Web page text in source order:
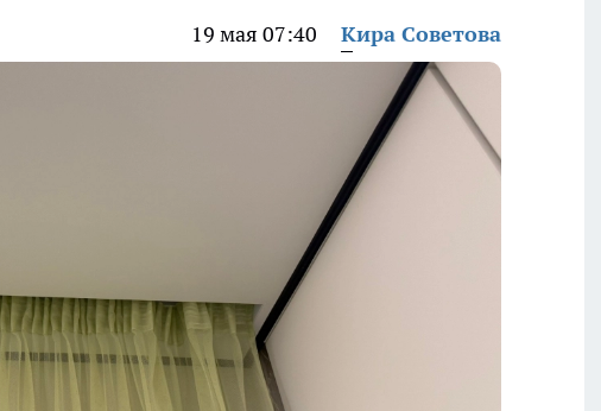
19 мая 07:40 Кира Советова